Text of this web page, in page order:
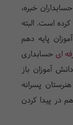
خبره،
است. البته
پایه دهم
ای حسابداری
آموزان باز
پسرانه
در پیدا کردن